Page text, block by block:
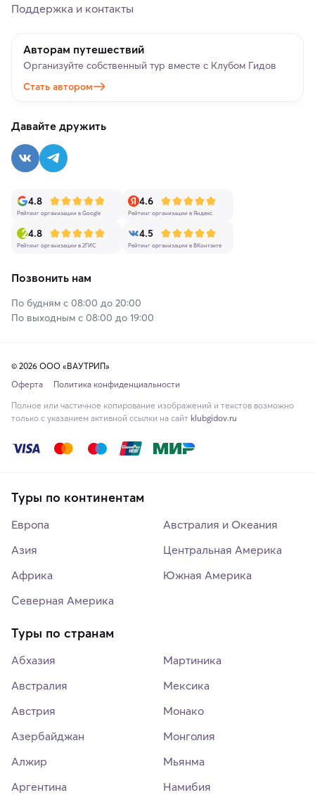
Поддержка и контакты
Авторам путешествий
Организуйте собственный тур вместе с Клубом Гидов
Стать автором
Давайте дружить
4.8
Рейтинг организации в Google
4.6
Рейтинг организации в Яндекс
4.8
Рейтинг организации в 2ГИС
4.5
Рейтинг организации в ВКонтакте
Позвонить нам
По будням с 08:00 до 20:00
По выходным с 08:00 до 19:00
© 2026 ООО «ВАУТРИП»
Оферта
Политика конфиденциальности
Полное или частичное копирование изображений и текстов возможно
только с указанием активной ссылки на сайт klubgidov.ru
Туры по континентам
Европа
Азия
Африка
Северная Америка
Австралия и Океания
Центральная Америка
Южная Америка
Туры по странам
Абхазия
Австралия
Австрия
Азербайджан
Алжир
Аргентина
Мартиника
Мексика
Монако
Монголия
Мьянма
Намибия